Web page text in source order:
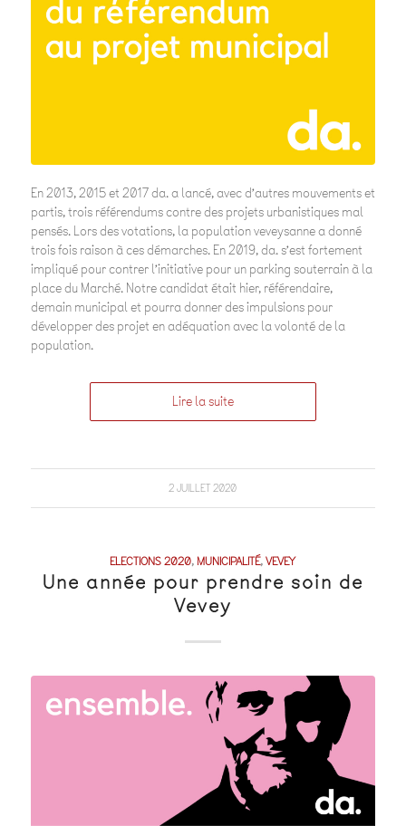
En 2013, 2015 et 2017 da. a lancé, avec d’autres mouvements et
partis, trois référendums contre des projets urbanistiques mal
pensés. Lors des votations, la population veveysanne a donné
trois fois raison à ces démarches. En 2019, da. s’est fortement
impliqué pour contrer l’initiative pour un parking souterrain à la
place du Marché. Notre candidat était hier, référendaire,
demain municipal et pourra donner des impulsions pour
développer des projet en adéquation avec la volonté de la
population.
Lire la suite
2 JUILLET 2020
ELECTIONS 2020, MUNICIPALITÉ,VEVEY
Une année pour prendre soin de
Vevey